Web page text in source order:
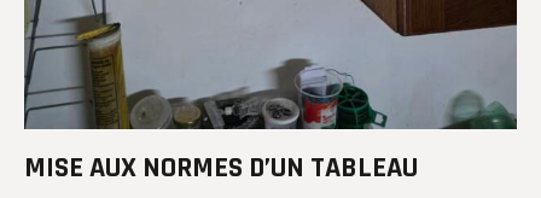
MISE AUX NORMES D’UN TABLEAU